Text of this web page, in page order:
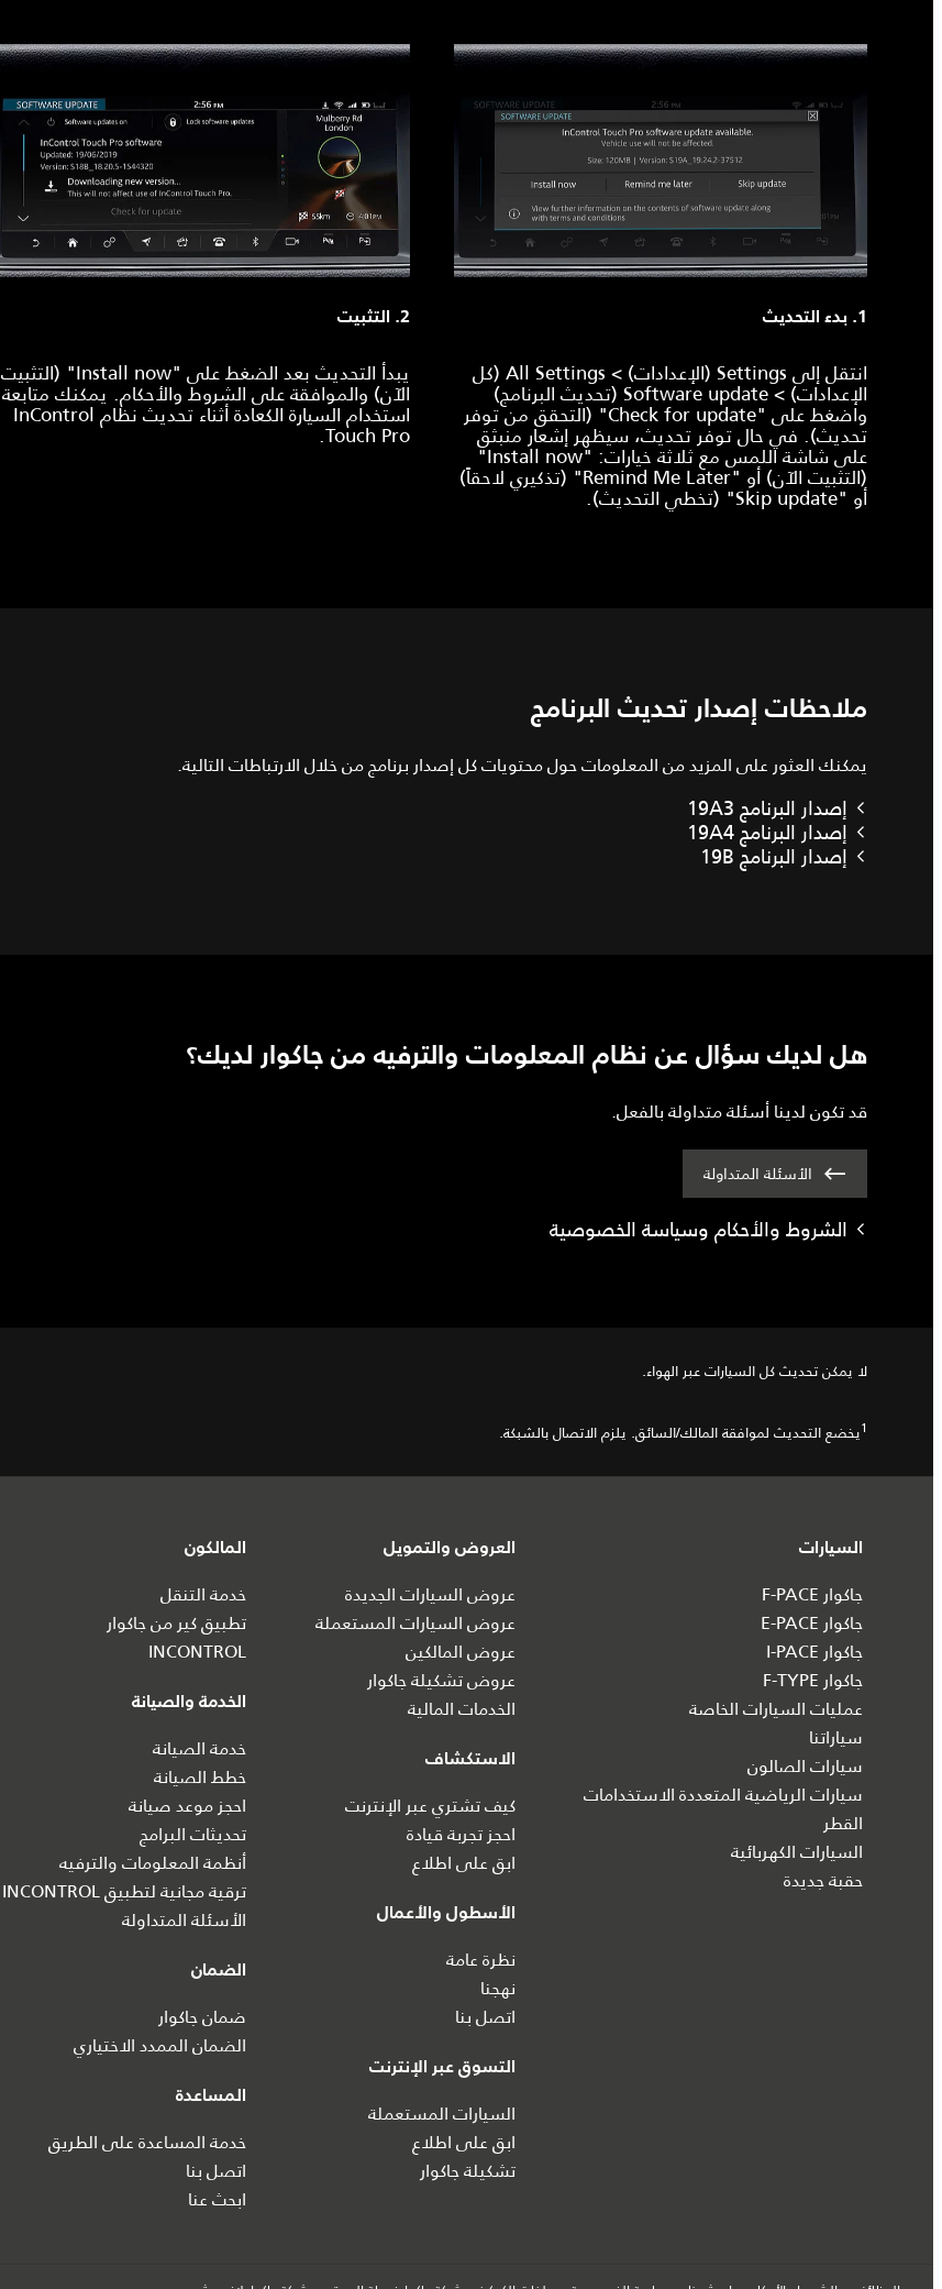
1. بدء التحديث
انتقل إلى Settings (الإعدادات) > All Settings (كل
الإعدادات) > Software update (تحديث البرنامج)
واضغط على "Check for update" (التحقق من توفر
تحديث). في حال توفر تحديث، سيظهر إشعار منبثق
على شاشة اللمس مع ثلاثة خيارات: "Install now"
(التثبيت الآن) أو "Remind Me Later" (تذكيري لاحقاً)
أو "Skip update" (تخطي التحديث).
2. التثبيت
يبدأ التحديث بعد الضغط على "Install now" (التثبيت
الآن) والموافقة على الشروط والأحكام. يمكنك متابعة
استخدام السيارة الكعادة أثناء تحديث نظام InControl
Touch Pro.
ملاحظات إصدار تحديث البرنامج
يمكنك العثور على المزيد من المعلومات حول محتويات كل إصدار برنامج من خلال الارتباطات التالية.
إصدار البرنامج 19A3
إصدار البرنامج 19A4
إصدار البرنامج 19B
هل لديك سؤال عن نظام المعلومات والترفيه من جاكوار لديك؟
قد تكون لدينا أسئلة متداولة بالفعل.
الأسئلة المتداولة
الشروط والأحكام وسياسة الخصوصية
لا يمكن تحديث كل السيارات عبر الهواء.
1يخضع التحديث لموافقة المالك/السائق. يلزم الاتصال بالشبكة.
السيارات
جاكوار F-PACE
جاكوار E-PACE
جاكوار I‑PACE
جاكوار F-TYPE
عمليات السيارات الخاصة
سياراتنا
سيارات الصالون
سيارات الرياضية المتعددة الاستخدامات
القطر
السيارات الكهربائية
حقبة جديدة
العروض والتمويل
عروض السيارات الجديدة
عروض السيارات المستعملة
عروض المالكين
عروض تشكيلة جاكوار
الخدمات المالية
الاستكشاف
كيف تشتري عبر الإنترنت
احجز تجربة قيادة
ابق على اطلاع
الأسطول والأعمال
نظرة عامة
نهجنا
اتصل بنا
التسوق عبر الإنترنت
السيارات المستعملة
ابق على اطلاع
تشكيلة جاكوار
المالكون
خدمة التنقل
تطبيق كير من جاكوار
INCONTROL
الخدمة والصيانة
خدمة الصيانة
خطط الصيانة
احجز موعد صيانة
تحديثات البرامج
أنظمة المعلومات والترفيه
ترقية مجانية لتطبيق INCONTROL
الأسئلة المتداولة
الضمان
ضمان جاكوار
الضمان الممدد الاختياري
المساعدة
خدمة المساعدة على الطريق
اتصل بنا
ابحث عنا